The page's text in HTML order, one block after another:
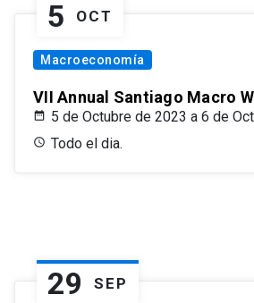
5 OCT
Macroeconomía
VII Annual Santiago Macro
5 de Octubre de 2023 a 6 de
Todo el dia.
29 SEP